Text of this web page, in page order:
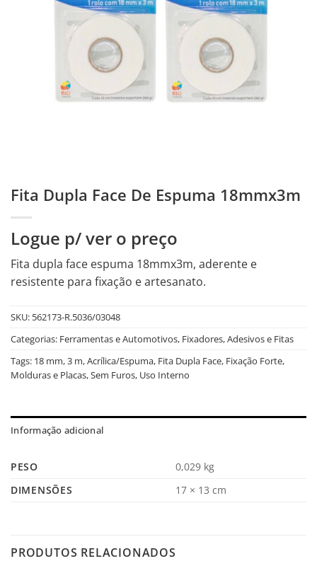
Fita Dupla Face De Espuma 18mmx3m
Logue p/ ver o preço
Fita dupla face espuma 18mmx3m, aderente e
resistente para fixação e artesanato.
SKU: 562173-R.5036/03048
Categorias: Ferramentas e Automotivos, Fixadores, Adesivos e Fitas
Tags: 18 mm,3 m,Acrílica/Espuma, Fita Dupla Face, Fixação Forte,
Molduras e Placas,Sem Furos, Uso Interno
Informação adicional
PESO
0,029 kg
DIMENSÕES
17 × 13 cm
PRODUTOS RELACIONADOS